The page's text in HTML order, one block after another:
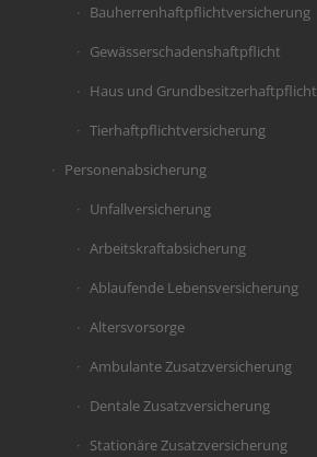
Bauherrenhaftpflichtversicherung
Gewässerschadenshaftpflicht
Haus und Grundbesitzerhaftpflicht
Tierhaftpflichtversicherung
Personenabsicherung
Unfallversicherung
Arbeitskraftabsicherung
Ablaufende Lebensversicherung
Altersvorsorge
Ambulante Zusatzversicherung
Dentale Zusatzversicherung
Stationäre Zusatzversicherung